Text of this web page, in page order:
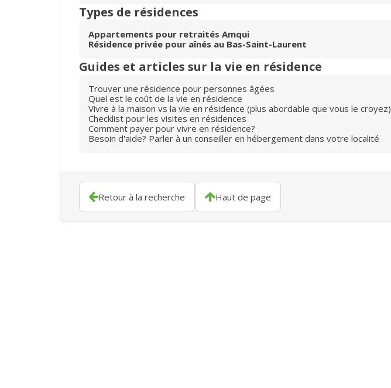
Types de résidences
Appartements pour retraités Amqui
Résidence privée pour aînés au Bas-Saint-Laurent
Guides et articles sur la vie en résidence
Trouver une résidence pour personnes âgées
Quel est le coût de la vie en résidence
Vivre à la maison vs la vie en résidence (plus abordable que vous le croyez)
Checklist pour les visites en résidences
Comment payer pour vivre en résidence?
Besoin d'aide? Parler à un conseiller en hébergement dans votre localité
Retour à la recherche Haut de page